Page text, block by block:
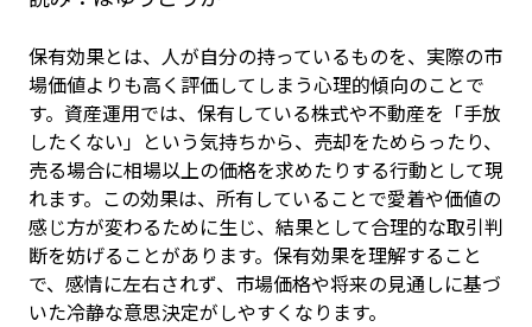
保有効果とは、人が自分の持っているものを、実際の市
場価値よりも高く評価してしまう心理的傾向のことで
す。資産運用では、保有している株式や不動産を「手放
したくない」という気持ちから、売却をためらったり、
売る場合に相場以上の価格を求めたりする行動として現
れます。この効果は、所有していることで愛着や価値の
感じ方が変わるために生じ、結果として合理的な取引判
断を妨げることがあります。保有効果を理解すること
で、感情に左右されず、市場価格や将来の見通しに基づ
いた冷静な意思決定がしやすくなります。